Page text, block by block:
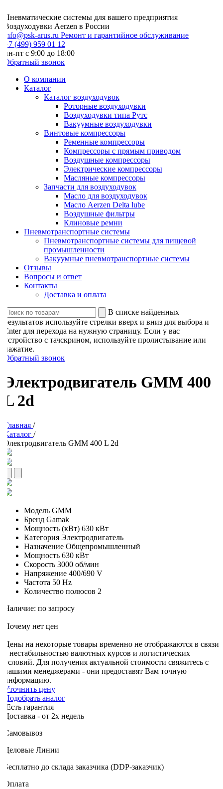
системы для вашего предприятия
Aerzen в России
arus.ruРемонт и гарантийное обслуживание
(499) 959 01 12
пт с 9:00 до 18:00
звонок
О компании
Каталог
Каталог воздуходувок
Роторные воздуходувки
Воздуходувки типа Рутс
Вакуумные воздуходувки
Винтовые компрессоры
Ременные компрессоры
Компрессоры с прямым приводом
Воздушные компрессоры
Электрические компрессоры
Масляные компрессоры
Запчасти для воздуходувок
Масло для воздуходувок
Масло Aerzen Delta lube
Воздушные фильтры
Клиновые ремни
Пневмотранспортные системы
Пневмотранспортные системы для пищевой
промышленности
Вакуумные пневмотранспортные системы
Отзывы
Вопросы и ответ
Контакты
Доставка и оплата
В списке найденных
используйте стрелки вверх и вниз для выбора и
для перехода на нужную страницу. Если у вас
с тачскрином, используйте пролистывание или
звонок
GMM 400
2d
/
/
GMM 400 L 2d
Модель GMM
Бренд Gamak
Мощность (кВт) 630 кВт
Категория Электродвигатель
Назначение Общепромышленный
Мощность 630 кВт
Скорость 3000 об/мин
Напряжение 400/690 V
Частота 50 Hz
Количество полюсов 2
по запросу
нет цен
на некоторые товары временно не отображаются в связи
нестабильностью валютных курсов и логистических
Для получения актуальной стоимости свяжитесь с
менеджерами - они предоставят Вам точную
цену
аналог
гарантия
- от 2х недель
Линии
до склада заказчика (DDP-заказчик)